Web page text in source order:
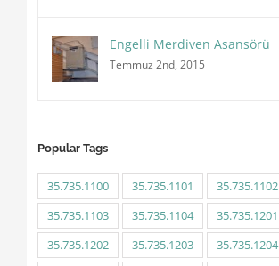
Engelli Merdiven Asansörü
Temmuz 2nd, 2015
Popular Tags
35.735.1100 35.735.1101
35.735.1102
35.735.1103
35.735.1104
35.735.1201
35.735.1202
35.735.1203
35.735.1204